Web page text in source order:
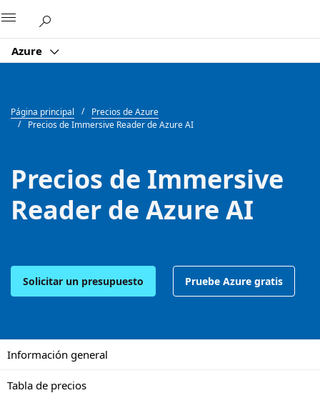
Azure
Página principal
Precios de Azure
Precios de Immersive Reader de Azure AI
Precios de Immersive
Reader de Azure AI
Solicitar un presupuesto Pruebe Azure gratis
Información general
Tabla de precios